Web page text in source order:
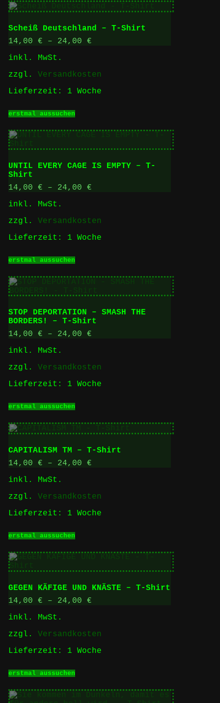
mehrere
Varianten
auf.
Die
Optionen
Produktseite
werden
Scheiß Deutschland – T-Shirt
14,00 € – 24,00 €
inkl. MwSt.
zzgl. Versandkosten
Lieferzeit: 1 Woche
erstmal aussuchenProdukt
mehrere
auf.
Die
Optionen
auf
werden
UNTIL EVERY CAGE IS EMPTY – T-
Shirt
14,00 € – 24,00 €
inkl. MwSt.
zzgl. Versandkosten
Lieferzeit: 1 Woche
erstmal aussuchenProdukt
mehrere
Varianten
auf.
Die
Optionen
können
auf
werden
STOP DEPORTATION – SMASH THE
BORDERS! – T-Shirt
14,00 € – 24,00 €
inkl. MwSt.
zzgl. Versandkosten
Lieferzeit: 1 Woche
erstmal aussuchenProdukt
mehrere
Varianten
Die
Optionen
Produktseite
werden
CAPITALISM TM – T-Shirt
14,00 € – 24,00 €
inkl. MwSt.
zzgl. Versandkosten
Lieferzeit: 1 Woche
erstmal aussuchenProdukt
mehrere
auf.
Optionen
können
gewählt
GEGEN KÄFIGE UND KNÄSTE – T-Shirt
14,00 € – 24,00 €
inkl. MwSt.
zzgl. Versandkosten
Lieferzeit: 1 Woche
erstmal aussuchenProdukt
mehrere